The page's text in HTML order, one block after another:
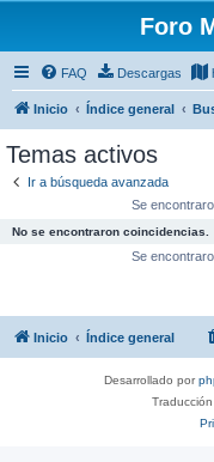
Foro
FAQ Descargas
Inicio Índice general
Temas activos
Ir a búsqueda avanzada
Se
No se encontraron coincidencias.
Se
Inicio Índice general
Desarrollado por